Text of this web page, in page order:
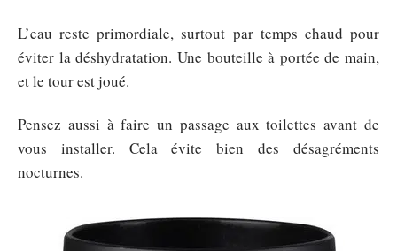
L’eau reste primordiale, surtout par temps chaud pour
éviter la déshydratation. Une bouteille à portée de main,
et le tour est joué.
Pensez aussi à faire un passage aux toilettes avant de
vous installer. Cela évite bien des désagréments
nocturnes.